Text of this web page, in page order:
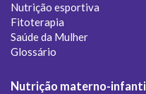
Nutrição esportiva
Fitoterapia
Saúde da Mulher
Glossário
Nutrição materno-infantil